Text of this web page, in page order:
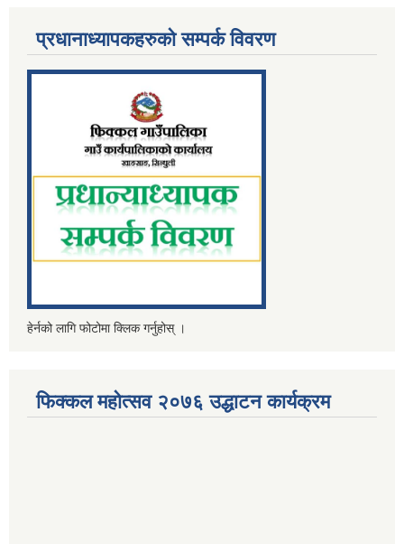
प्रधानाध्यापकहरुको सम्पर्क विवरण
हेर्नको लागि फोटोमा क्लिक गर्नुहोस् ।
फिक्कल महोत्सव २०७६ उद्धाटन कार्यक्रम